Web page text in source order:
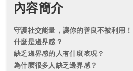
內容簡介
守護社交能量，讓你的善良不被利用！
什麼是邊界感？
缺乏邊界感的人有什麼表現？
為什麼很多人缺乏邊界感？